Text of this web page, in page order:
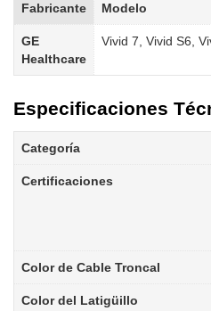
Fabricante Modelo
GE
Healthcare
Vivid 7, Vivid S6,
Especificaciones
Categoría
Certificaciones
Color de Cable Troncal
Color del Latigüillo